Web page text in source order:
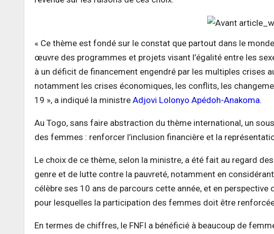
« Ce thème est fondé sur le constat que partout dans le
œuvre des programmes et projets visant l’égalité entre les
à un déficit de financement engendré par les multiples crises
notamment les crises économiques, les conflits, les
19 », a indiqué la ministre Adjovi Lolonyo Apédoh-Anakoma.
Au Togo, sans faire abstraction du thème international, un
des femmes : renforcer l’inclusion financière et la
Le choix de ce thème, selon la ministre, a été fait au regard
genre et de lutte contre la pauvreté, notamment en
célèbre ses 10 ans de parcours cette année, et en
pour lesquelles la participation des femmes doit être
En termes de chiffres, le FNFI a bénéficié à beaucoup de